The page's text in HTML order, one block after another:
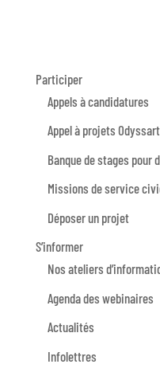
Participer
Appels à candidatures
Appel à projets Odyssart
Banque de stages pour
Missions de service
Déposer un projet
S’informer
Nos ateliers
Agenda des webinaires
Actualités
Infolettres